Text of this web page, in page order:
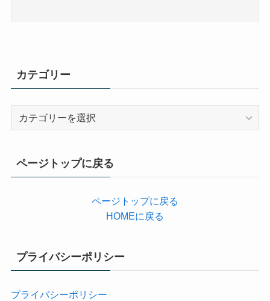
カテゴリー
ページトップに戻る
ページトップに戻る
HOMEに戻る
プライバシーポリシー
プライバシーポリシー